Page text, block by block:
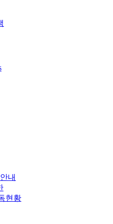
내
현황